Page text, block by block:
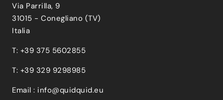
Via Parrilla, 9
31015 - Conegliano (TV)
Italia
T: +39 375 5602855
T: +39 329 9298985
Email : info@quidquid.eu